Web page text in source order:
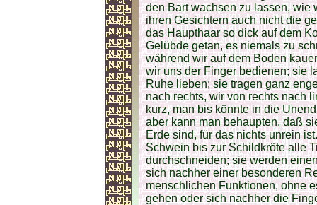
den Bart wachsen zu lassen, wie
ihren Gesichtern auch nicht die
das Haupthaar so dick auf dem
Gelübde getan, es niemals zu
während wir auf dem Boden
wir uns der Finger bedienen; sie
Ruhe lieben; sie tragen ganz
nach rechts, wir von rechts nach
kurz, man bis könnte in die
aber kann man behaupten, daß
Erde sind, für das nichts unrein
Schwein bis zur Schildkröte alle
durchschneiden; sie werden
sich nachher einer besonderen
menschlichen Funktionen, ohne
gehen oder sich nachher die